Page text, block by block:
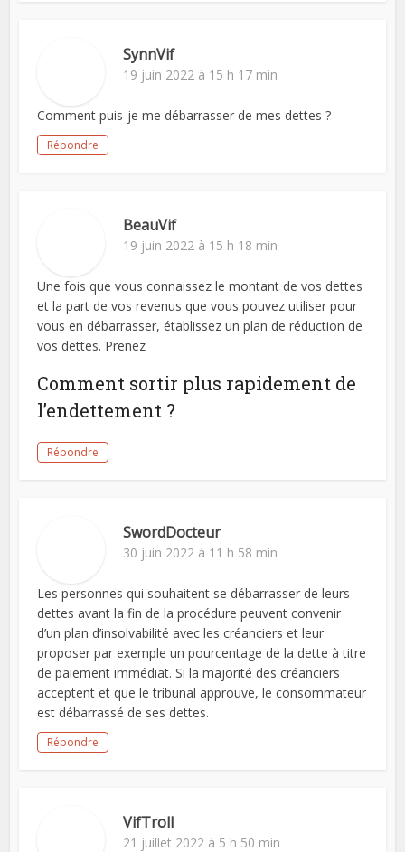
SynnVif
19 juin 2022 à 15 h 17 min
Comment puis-je me débarrasser de mes dettes ?
Répondre
BeauVif
19 juin 2022 à 15 h 18 min
Une fois que vous connaissez le montant de vos dettes
et la part de vos revenus que vous pouvez utiliser pour
vous en débarrasser, établissez un plan de réduction de
vos dettes. Prenez
Comment sortir plus rapidement de
l’endettement ?
Répondre
SwordDocteur
30 juin 2022 à 11 h 58 min
Les personnes qui souhaitent se débarrasser de leurs
dettes avant la fin de la procédure peuvent convenir
d’un plan d’insolvabilité avec les créanciers et leur
proposer par exemple un pourcentage de la dette à titre
de paiement immédiat. Si la majorité des créanciers
acceptent et que le tribunal approuve, le consommateur
est débarrassé de ses dettes.
Répondre
VifTroll
21 juillet 2022 à 5 h 50 min